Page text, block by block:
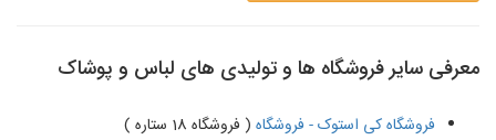
معرفی سایر فروشگاه ها و تولیدی های لباس و پوشاک
فروشگاه کی استوک - فروشگاه ( فروشگاه 18 ستاره )